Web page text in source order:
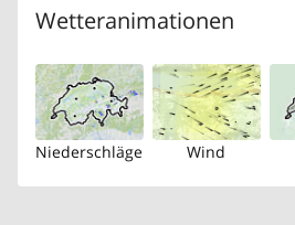
Wetteranimationen
Niederschläge Wind